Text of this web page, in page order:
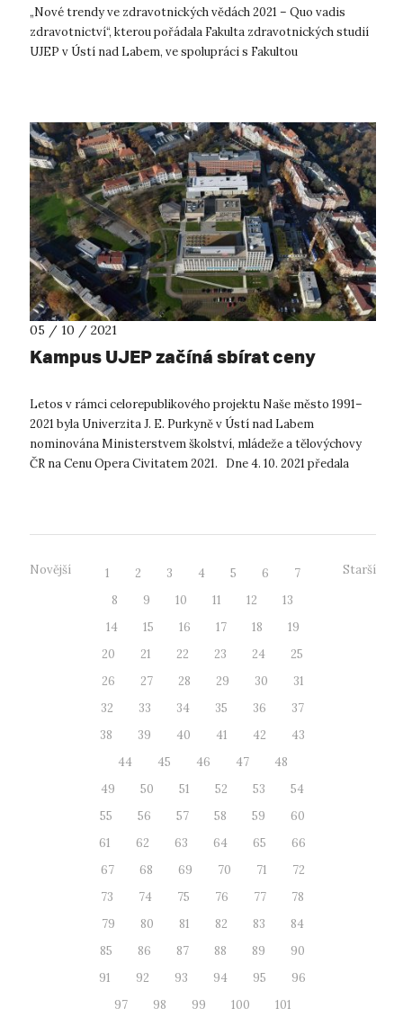
„Nové trendy ve zdravotnických vědách 2021 – Quo vadis
zdravotnictví“, kterou pořádala Fakulta zdravotnických studií
UJEP v Ústí nad Labem, ve spolupráci s Fakultou
05 / 10 / 2021
Kampus UJEP začíná sbírat ceny
Letos v rámci celorepublikového projektu Naše město 1991–
2021 byla Univerzita J. E. Purkyně v Ústí nad Labem
nominována Ministerstvem školství, mládeže a tělovýchovy
ČR na Cenu Opera Civitatem 2021. Dne 4. 10. 2021 předala
Novější 1 2 3 4 5 6
7
8
9 10 11 12
13
14
15 16 17 18
19
20
21 22 23 24
25
26
27 28 29 30
31
32
33 34 35 36
37
38
39 40 41 42
43
44
45 46 47
48
49
50 51 52 53
54
55
56 57 58 59
60
61
62 63 64 65
66
67
68 69 70 71
72
73
74 75 76 77
78
79
80 81 82 83
84
85
86 87 88 89
90
91
92 93 94 95
96
97
98 99 100
101
Starší